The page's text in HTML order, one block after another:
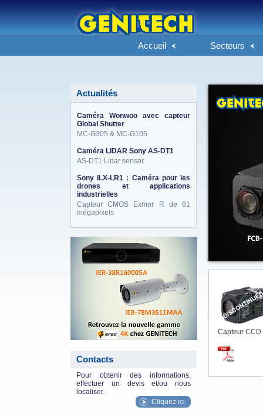
Accueil Secteurs
Actualités
Caméra Wonwoo avec capteur
Global Shutter
MC-G305 & MC-G105
Caméra LIDAR Sony AS-DT1
AS-DT1 Lidar sensor
Sony ILX-LR1 : Caméra pour les
drones et applications
industrielles
Capteur CMOS Exmor R de 61
mégapixels
Contacts
Pour obtenir des informations,
effectuer un devis et/ou nous
localiser.
Cliquez ici
Capteur